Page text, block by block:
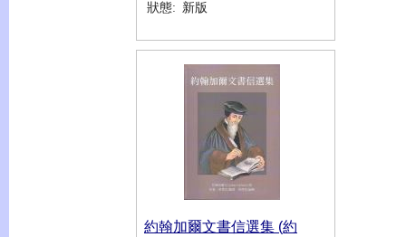
狀態: 新版
約翰加爾文書信選集 (約